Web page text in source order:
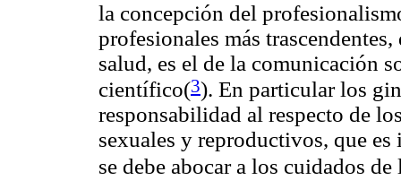
la concepción del
profesionales más
salud, es el de la comunicación
científico(3). En particular los
responsabilidad al respecto de
sexuales y reproductivos, que
se debe abocar a los cuidados